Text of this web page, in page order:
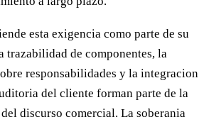
esta exigencia como parte de su
trazabilidad de componentes, la
responsabilidades y la integracion
del cliente forman parte de la
discurso comercial. La soberania